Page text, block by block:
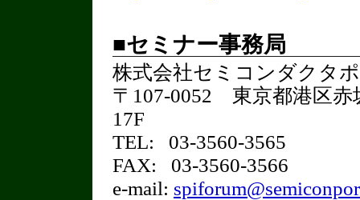
■セミナー事務局
株式会社セミコンダクタ
〒107-0052 東京都港区
17F
TEL: 03-3560-3565
FAX: 03-3560-3566
e-mail: